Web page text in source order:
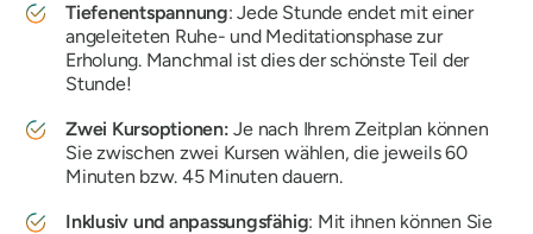
Tiefenentspannung: Jede Stunde endet mit einer
angeleiteten Ruhe- und Meditationsphase zur
Erholung. Manchmal ist dies der schönste Teil der
Stunde!
Zwei Kursoptionen:Je nach Ihrem Zeitplan können
Sie zwischen zwei Kursen wählen, die jeweils 60
Minuten bzw. 45 Minuten dauern.
Inklusiv und anpassungsfähig: Mit ihnen können Sie